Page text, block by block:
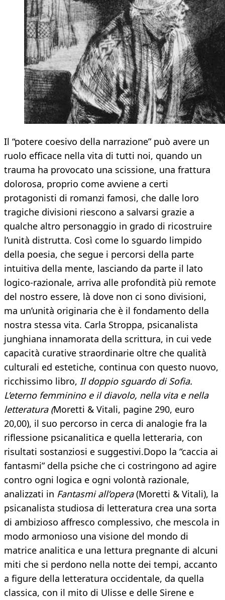
Il “potere coesivo della narrazione” può avere un
ruolo efficace nella vita di tutti noi, quando un
trauma ha provocato una scissione, una frattura
dolorosa, proprio come avviene a certi
protagonisti di romanzi famosi, che dalle loro
tragiche divisioni riescono a salvarsi grazie a
qualche altro personaggio in grado di ricostruire
l’unità distrutta. Così come lo sguardo limpido
della poesia, che segue i percorsi della parte
intuitiva della mente, lasciando da parte il lato
logico-razionale, arriva alle profondità più remote
del nostro essere, là dove non ci sono divisioni,
ma un’unità originaria che è il fondamento della
nostra stessa vita. Carla Stroppa, psicanalista
junghiana innamorata della scrittura, in cui vede
capacità curative straordinarie oltre che qualità
culturali ed estetiche, continua con questo nuovo,
ricchissimo libro, Il doppio sguardo di Sofia.
L’eterno femminino e il diavolo, nella vita e nella
letteratura (Moretti & Vitali, pagine 290, euro
20,00), il suo percorso in cerca di analogie fra la
riflessione psicanalitica e quella letteraria, con
risultati sostanziosi e suggestivi.Dopo la “caccia ai
fantasmi” della psiche che ci costringono ad agire
contro ogni logica e ogni volontà razionale,
analizzati in Fantasmi all’opera(Moretti & Vitali), la
psicanalista studiosa di letteratura crea una sorta
di ambizioso affresco complessivo, che mescola in
modo armonioso una visione del mondo di
matrice analitica e una lettura pregnante di alcuni
miti che si perdono nella notte dei tempi, accanto
a figure della letteratura occidentale, da quella
classica, con il mito di Ulisse e delle Sirene e